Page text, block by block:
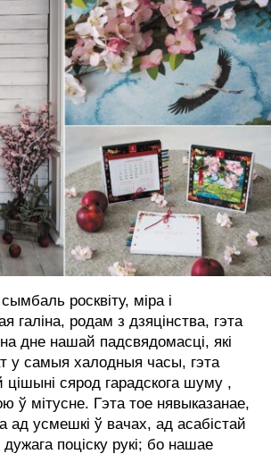
росквіту, міра і
галіна, родам з дзяцінства, гэта
дне нашай падсвядомасці, які
у самыя халодныя часы, гэта
цішыні сярод гарадскога шуму ,
ў мітусне. Гэта тое нявыказанае,
ад усмешкі ў вачах, ад асабістай
дужага поціску рукі; бо нашае